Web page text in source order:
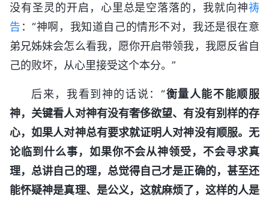
没有圣灵的开启，心里总是空落落的，我就向神祷
告 ：“神啊，我知道自己的情形不对，我还是很在意
弟兄姊妹会怎么看我，愿你开启带领我，我愿反省自
己的败坏，从心里接受这个本分。”
后来，我看到神的话说：“衡量人能不能顺服
神，关键看人对神有没有奢侈欲望、有没有别样的存
心，如果人对神总有要求就证明人对神没有顺服。无
论临到什么事，如果你不会从神领受，不会寻求真
理，总讲自己的理，总觉得自己才是正确的，甚至还
能怀疑神是真理、是公义，这就麻烦了，这样的人是